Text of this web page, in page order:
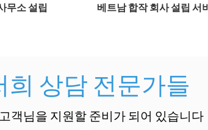
무소 설립 베트남 합작 회사 설립 서
희 상담 전문가들
객님을 지원할 준비가 되어 있습니다